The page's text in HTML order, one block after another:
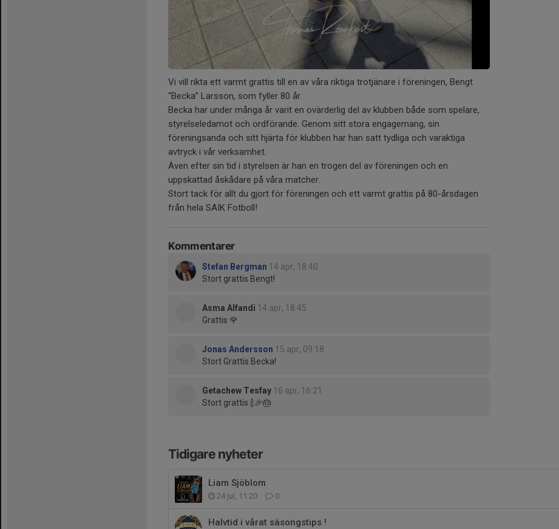
Vi vill rikta ett varmt grattis till en av våra riktiga trotjänare i föreningen, Bengt
“Becka” Larsson, som fyller 80 år.
Becka har under många år varit en ovärderlig del av klubben både som spelare,
styrelseledamot och ordförande. Genom sitt stora engagemang, sin
föreningsanda och sitt hjärta för klubben har han satt tydliga och varaktiga
avtryck i vår verksamhet.
Även efter sin tid i styrelsen är han en trogen del av föreningen och en
uppskattad åskådare på våra matcher.
Stort tack för allt du gjort för föreningen och ett varmt grattis på 80-årsdagen
från hela SAIK Fotboll!
Kommentarer
Stefan Bergman 14 apr, 18:40
Stort grattis Bengt!
Asma Alfandi 14 apr, 18:45
Grattis 🌹
Jonas Andersson 15 apr, 09:18
Stort Grattis Becka!
Getachew Tesfay 16 apr, 16:21
Stort grattis 🍾🎉🎂
Tidigare nyheter
Liam Sjöblom
24 jul, 11:20 0
Halvtid i vårat säsongstips !